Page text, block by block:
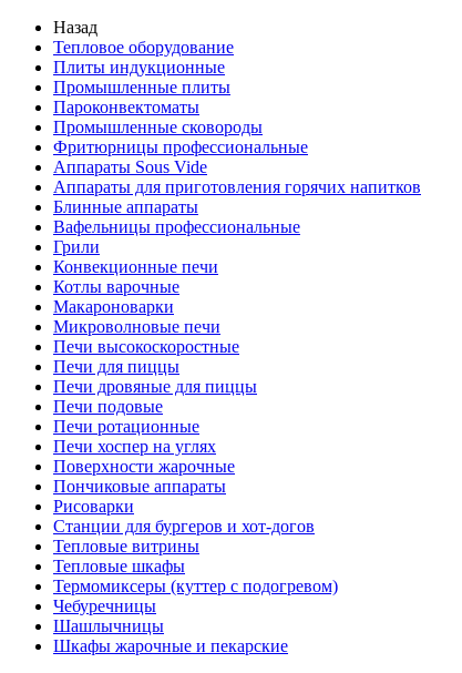
Назад
Тепловое оборудование
Плиты индукционные
Промышленные плиты
Пароконвектоматы
Промышленные сковороды
Фритюрницы профессиональные
Аппараты Sous Vide
Аппараты для приготовления горячих напитков
Блинные аппараты
Вафельницы профессиональные
Грили
Конвекционные печи
Котлы варочные
Макароноварки
Микроволновые печи
Печи высокоскоростные
Печи для пиццы
Печи дровяные для пиццы
Печи подовые
Печи ротационные
Печи хоспер на углях
Поверхности жарочные
Пончиковые аппараты
Рисоварки
Станции для бургеров и хот-догов
Тепловые витрины
Тепловые шкафы
Термомиксеры (куттер с подогревом)
Чебуречницы
Шашлычницы
Шкафы жарочные и пекарские